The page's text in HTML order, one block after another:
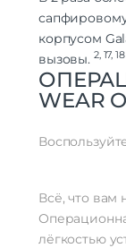
корпусом
вызовы. 2, 17, 18
WEAR
Всё, что вам
лёгкостью